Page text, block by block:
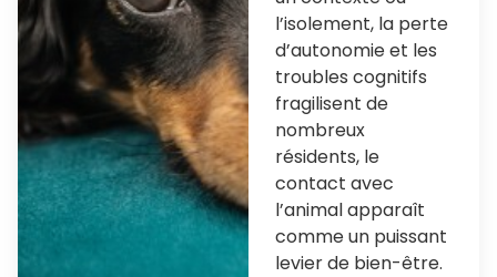
l’isolement, la perte
d’autonomie et les
troubles cognitifs
fragilisent de
nombreux
résidents, le
contact avec
l’animal apparaît
comme un puissant
levier de bien-être.